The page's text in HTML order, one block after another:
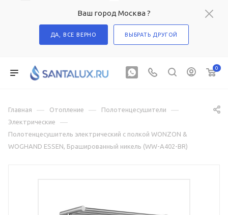
Ваш город Москва ?
ДА, ВСЕ ВЕРНО ВЫБРАТЬ ДРУГОЙ
0
Главная — Отопление — Полотенцесушители —
Электрические —
Полотенцесушитель электрический с полкой WONZON &
WOGHAND ESSEN, Брашированный никель (WW-A402-BR)